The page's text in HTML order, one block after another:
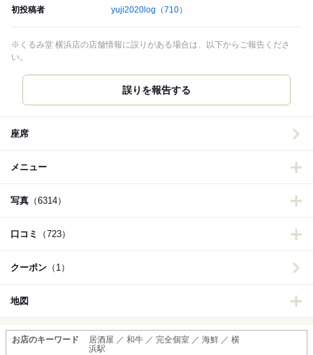
初投稿者 yuji2020log （710）
※くるみ堂 横浜店の店舗情報に誤りがある場合は、以下からご報告くださ
い。
誤りを報告する
座席
メニュー
写真 （6314）
口コミ （723）
クーポン （1）
地図
お店のキーワード
居酒屋 ／ 和牛 ／ 完全個室 ／ 海鮮 ／ 横
浜駅